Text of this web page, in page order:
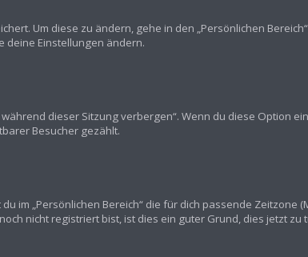
Um diese zu ändern, gehe in den „Persönlichen
deine Einstellungen ändern.
dieser Sitzung verbergen“. Wenn du diese Option
Besucher gezählt.
im „Persönlichen Bereich“ die für dich passende Zeitzone
nicht registriert bist, ist dies ein guter Grund, dies jetzt zu